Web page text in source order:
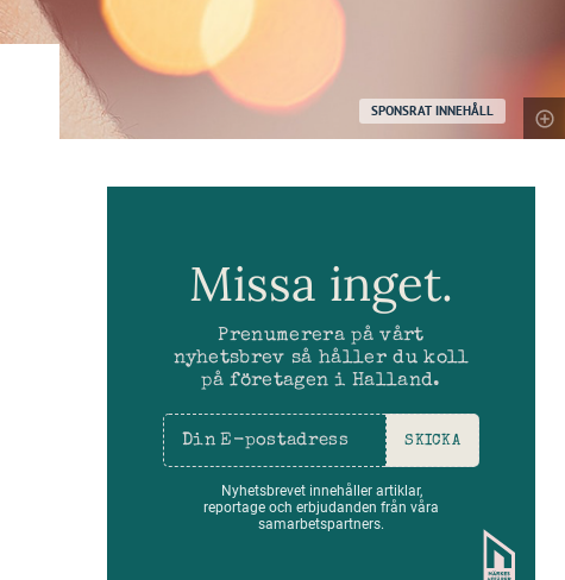
SPONSRAT INNEHÅLL
Missa inget.
Prenumerera på vårt
nyhetsbrev så håller du koll
på företagen i Halland.
SKICKA
Nyhetsbrevet innehåller artiklar,
reportage och erbjudanden från våra
samarbetspartners.